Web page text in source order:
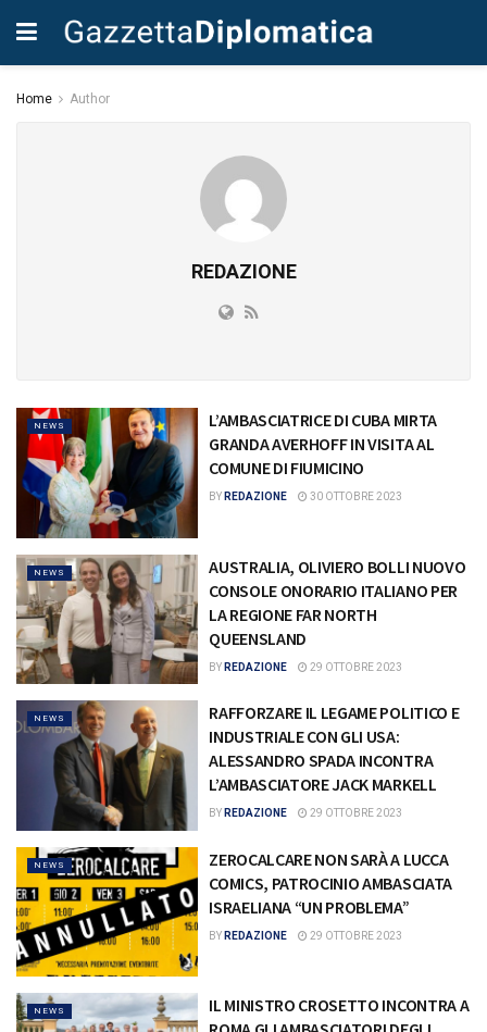
Home Author
REDAZIONE
NEWS
L’AMBASCIATRICE DI CUBA MIRTA
GRANDA AVERHOFF IN VISITA AL
COMUNE DI FIUMICINO
BY REDAZIONE 30 OTTOBRE 2023
NEWS
AUSTRALIA, OLIVIERO BOLLI NUOVO
CONSOLE ONORARIO ITALIANO PER
LA REGIONE FAR NORTH
QUEENSLAND
BY REDAZIONE 29 OTTOBRE 2023
NEWS
RAFFORZARE IL LEGAME POLITICO E
INDUSTRIALE CON GLI USA:
ALESSANDRO SPADA INCONTRA
L’AMBASCIATORE JACK MARKELL
BY REDAZIONE 29 OTTOBRE 2023
NEWS
ZEROCALCARE NON SARÀ A LUCCA
COMICS, PATROCINIO AMBASCIATA
ISRAELIANA “UN PROBLEMA”
BY REDAZIONE 29 OTTOBRE 2023
NEWS
IL MINISTRO CROSETTO INCONTRA A